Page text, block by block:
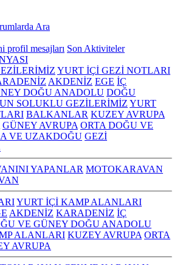
Ara
profil mesajları Son Aktiviteler
YURT İÇİ GEZİ NOTLARI
AKDENİZ EGE İÇ
DOĞU ANADOLU DOĞU
SOLUKLU GEZİLERİMİZ YURT
BALKANLAR KUZEY AVRUPA
GÜNEY AVRUPA ORTA DOĞU VE
VE UZAKDOĞU GEZİ
YAPANLAR MOTOKARAVAN
YURT İÇİ KAMP ALANLARI
AKDENİZ KARADENİZ İÇ
VE GÜNEY DOĞU ANADOLU
ALANLARI KUZEY AVRUPA ORTA
AVRUPA